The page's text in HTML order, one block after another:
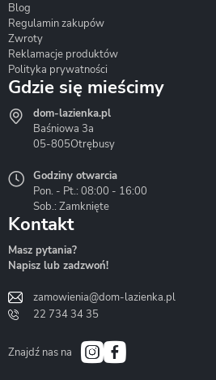
Hydrostop
Liveno
Bath&Spa
Blog
Regulamin zakupów
Zwroty
Reklamacje produktów
Polityka prywatności
Gdzie się mieścimy
dom-lazienka.pl
Baśniowa 3a
05-805Otrębusy
Godziny otwarcia
Pon. - Pt.: 08:00 - 16:00
Sob.: Zamknięte
Kontakt
Masz pytania?
Napisz lub zadzwoń!
zamowienia@dom-lazienka.pl
22 734 34 35
Znajdź nas na